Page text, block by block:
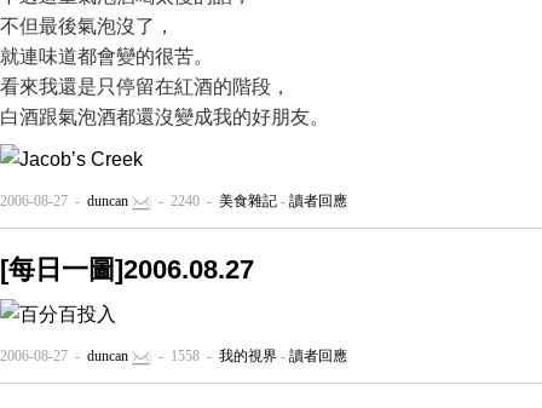
不但最後氣泡沒了，
就連味道都會變的很苦。
看來我還是只停留在紅酒的階段，
白酒跟氣泡酒都還沒變成我的好朋友。
2006-08-27 - duncan - 2240 - 美食雜記 - 讀者回應
[每日一圖]2006.08.27
2006-08-27 - duncan - 1558 - 我的視界 - 讀者回應